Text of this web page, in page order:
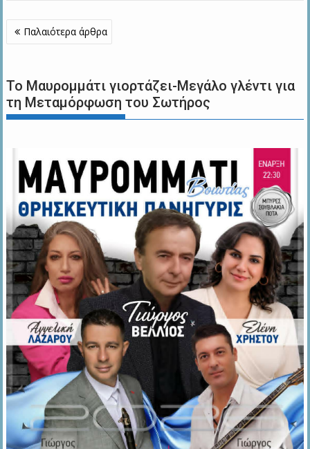
Πλοήγηση
άρθρων
Παλαιότερα άρθρα
Το Μαυρομμάτι γιορτάζει-Μεγάλο γλέντι για
τη Μεταμόρφωση του Σωτήρος